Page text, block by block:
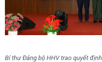
Bí thư Đảng bộ HHV trao quyết